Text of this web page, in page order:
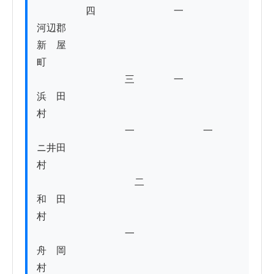
四　　　　　　　　一
河辺郡
新　屋
町
三　　　　一
浜　田
村
一　　　　　　　一
ニ井田
村
二
和　田
村
一
舟　岡
村